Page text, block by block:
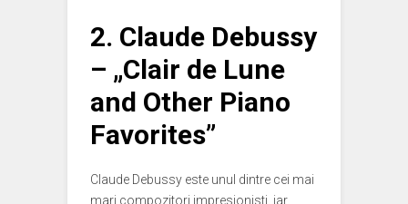
2. Claude Debussy
– „Clair de Lune
and Other Piano
Favorites”
Claude Debussy este unul dintre cei mai
mari compozitori impresionisti, iar